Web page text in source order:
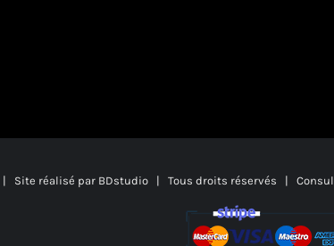
| Site réalisé par BDstudio | Tous droits réservés |